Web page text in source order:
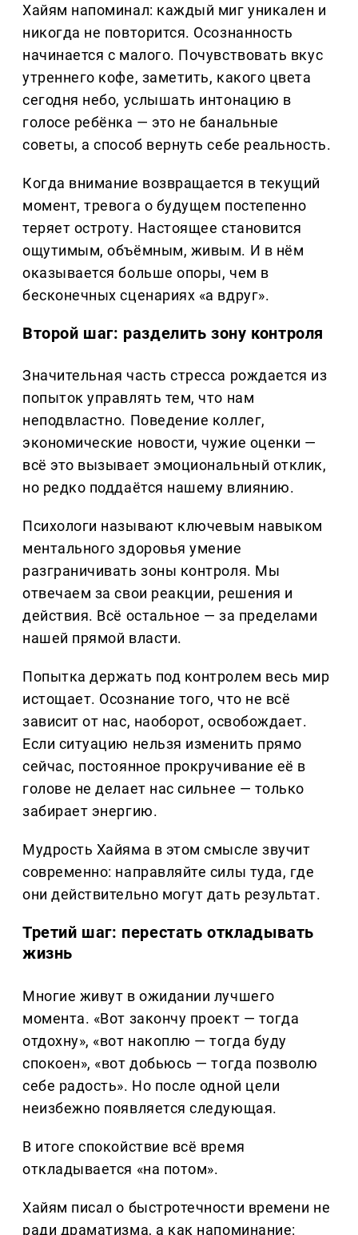
Хайям напоминал: каждый миг уникален и
никогда не повторится. Осознанность
начинается с малого. Почувствовать вкус
утреннего кофе, заметить, какого цвета
сегодня небо, услышать интонацию в
голосе ребёнка — это не банальные
советы, а способ вернуть себе реальность.
Когда внимание возвращается в текущий
момент, тревога о будущем постепенно
теряет остроту. Настоящее становится
ощутимым, объёмным, живым. И в нём
оказывается больше опоры, чем в
бесконечных сценариях «а вдруг».
Второй шаг: разделить зону контроля
Значительная часть стресса рождается из
попыток управлять тем, что нам
неподвластно. Поведение коллег,
экономические новости, чужие оценки —
всё это вызывает эмоциональный отклик,
но редко поддаётся нашему влиянию.
Психологи называют ключевым навыком
ментального здоровья умение
разграничивать зоны контроля. Мы
отвечаем за свои реакции, решения и
действия. Всё остальное — за пределами
нашей прямой власти.
Попытка держать под контролем весь мир
истощает. Осознание того, что не всё
зависит от нас, наоборот, освобождает.
Если ситуацию нельзя изменить прямо
сейчас, постоянное прокручивание её в
голове не делает нас сильнее — только
забирает энергию.
Мудрость Хайяма в этом смысле звучит
современно: направляйте силы туда, где
они действительно могут дать результат.
Третий шаг: перестать откладывать
жизнь
Многие живут в ожидании лучшего
момента. «Вот закончу проект — тогда
отдохну», «вот накоплю — тогда буду
спокоен», «вот добьюсь — тогда позволю
себе радость». Но после одной цели
неизбежно появляется следующая.
В итоге спокойствие всё время
откладывается «на потом».
Хайям писал о быстротечности времени не
ради драматизма, а как напоминание: